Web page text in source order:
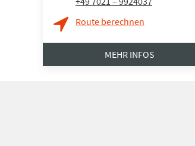
Route berechnen
MEHR INFOS